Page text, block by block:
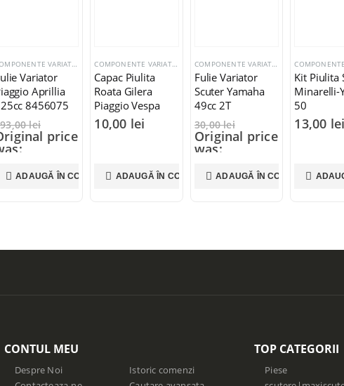
COMPONENTE VARIATOR
Variator
Aprillia
8456075
lei
price
159,00lei
ADAUGĂ ÎN COȘ
COMPONENTE VARIATOR
Capac Piulita
Roata Gilera
Piaggio Vespa
10,00 lei
ADAUGĂ ÎN COȘ
COMPONENTE VARIATOR
Fulie Variator
Scuter Yamaha
49cc 2T
30,00lei
Original price
was:
25,00lei
ADAUGĂ ÎN COȘ
Kit Piulita
Minarelli-
50
13,00 lei
CONTUL MEU
Despre Noi
Istoric comenzi
TOP CATEGORII
Piese